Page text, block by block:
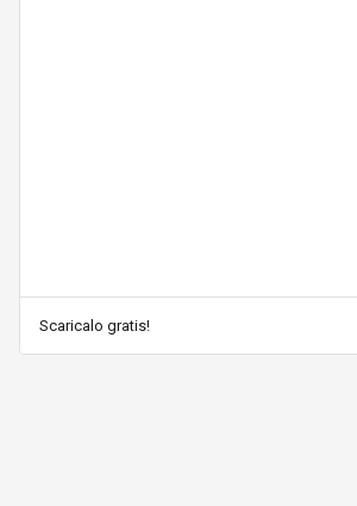
Scaricalo gratis!